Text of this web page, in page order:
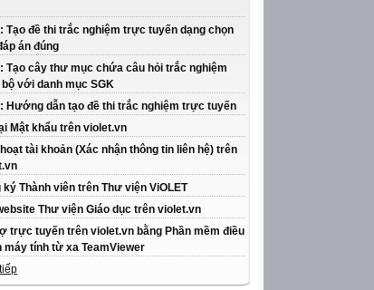
Tạo đề thi trắc nghiệm trực tuyến dạng chọn
án đúng
Tạo cây thư mục chứa câu hỏi trắc nghiệm
bộ với danh mục SGK
Hướng dẫn tạo đề thi trắc nghiệm trực tuyến
Mật khẩu trên violet.vn
tài khoản (Xác nhận thông tin liên hệ) trên
ký Thành viên trên Thư viện ViOLET
Thư viện Giáo dục trên violet.vn
trực tuyến trên violet.vn bằng Phần mềm điều
máy tính từ xa TeamViewer